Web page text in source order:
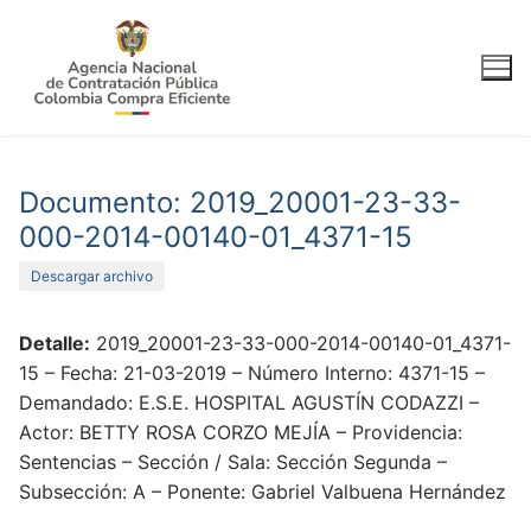
contenido
Documento: 2019_20001-23-33-
000-2014-00140-01_4371-15
Descargar archivo
Detalle: 2019_20001-23-33-000-2014-00140-01_4371-
15 – Fecha: 21-03-2019 – Número Interno: 4371-15 –
Demandado: E.S.E. HOSPITAL AGUSTÍN CODAZZI –
Actor: BETTY ROSA CORZO MEJÍA – Providencia:
Sentencias – Sección / Sala: Sección Segunda –
Subsección: A – Ponente: Gabriel Valbuena Hernández